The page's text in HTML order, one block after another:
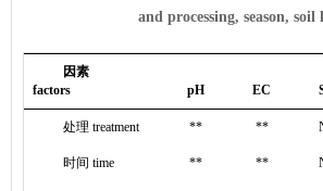
and processing, season, soil
因素
factors
pH EC
处理 treatment ** **
时间 time ** **